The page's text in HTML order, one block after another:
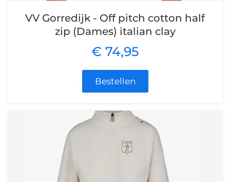
VV Gorredijk - Off pitch cotton half
zip (Dames) italian clay
€ 74,95
Bestellen